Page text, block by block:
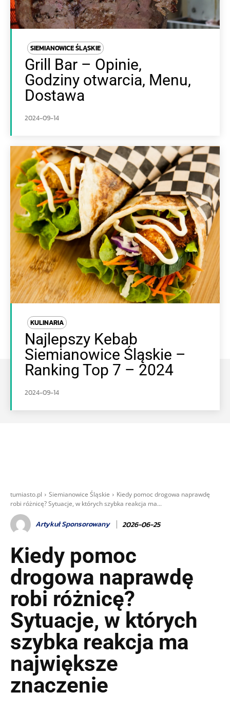
SIEMIANOWICE ŚLĄSKIE
Grill Bar – Opinie,
Godziny otwarcia, Menu,
Dostawa
2024-09-14
KULINARIA
Najlepszy Kebab
Siemianowice Śląskie –
Ranking Top 7 – 2024
2024-09-14